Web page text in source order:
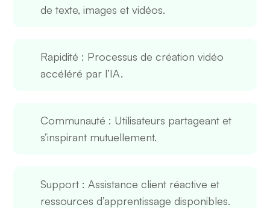
de texte, images et vidéos.
Rapidité : Processus de création vidéo
accéléré par l’IA.
Communauté : Utilisateurs partageant et
s’inspirant mutuellement.
Support : Assistance client réactive et
ressources d’apprentissage disponibles.